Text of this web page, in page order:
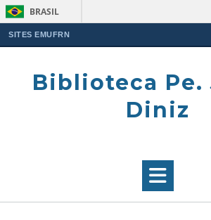
BRASIL
SITES EMUFRN
Biblioteca Pe.
Diniz